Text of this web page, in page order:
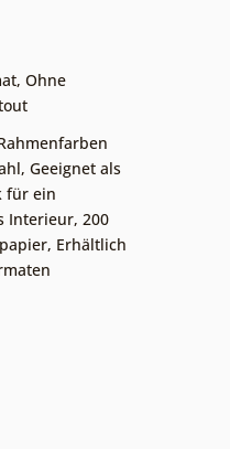
, Ohne
, Geeignet als
für ein
Interieur, 200
, Erhältlich